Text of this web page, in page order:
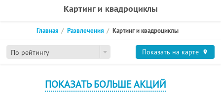
Картинг и квадроциклы
По рейтингу
Главная Развлечения Картинг и квадроциклы
Показать на карте
ПОКАЗАТЬ БОЛЬШЕ АКЦИЙ